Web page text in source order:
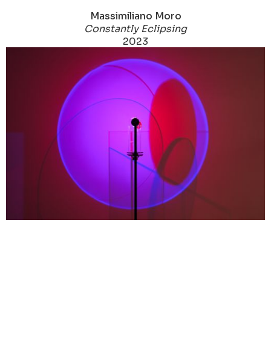
Massimiliano Moro
Constantly Eclipsing
2023